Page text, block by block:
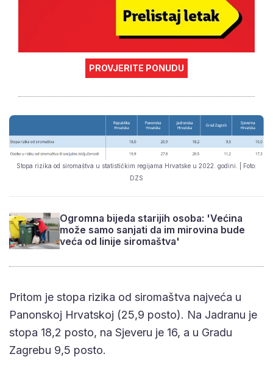
PROVJERITE PONUDU
Stopa rizika od siromaštva u statističkim regijama Hrvatske u 2022. godini. | Foto:
DZS
Ogromna bijeda starijih osoba: 'Većina
može samo sanjati da im mirovina bude
veća od linije siromaštva'
Pritom je stopa rizika od siromaštva najveća u
Panonskoj Hrvatskoj (25,9 posto). Na Jadranu je
stopa 18,2 posto, na Sjeveru je 16, a u Gradu
Zagrebu 9,5 posto.